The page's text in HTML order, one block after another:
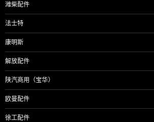
潍柴配件
法士特
康明斯
解放配件
陕汽商用（宝华）
欧曼配件
徐工配件